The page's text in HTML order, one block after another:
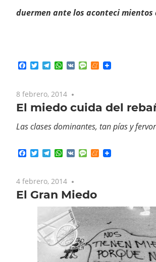
duermen antelos aconteci mientos
Facebook
TwitterTelegram
WhatsApp
VK MessageMeneame
8 febrero, 2014
El miedo cuida del
Lasclasesdominantes, tanpíasyf
Facebook
TwitterTelegram
WhatsApp
VK MessageMeneame
4 febrero, 2014
El Gran Miedo